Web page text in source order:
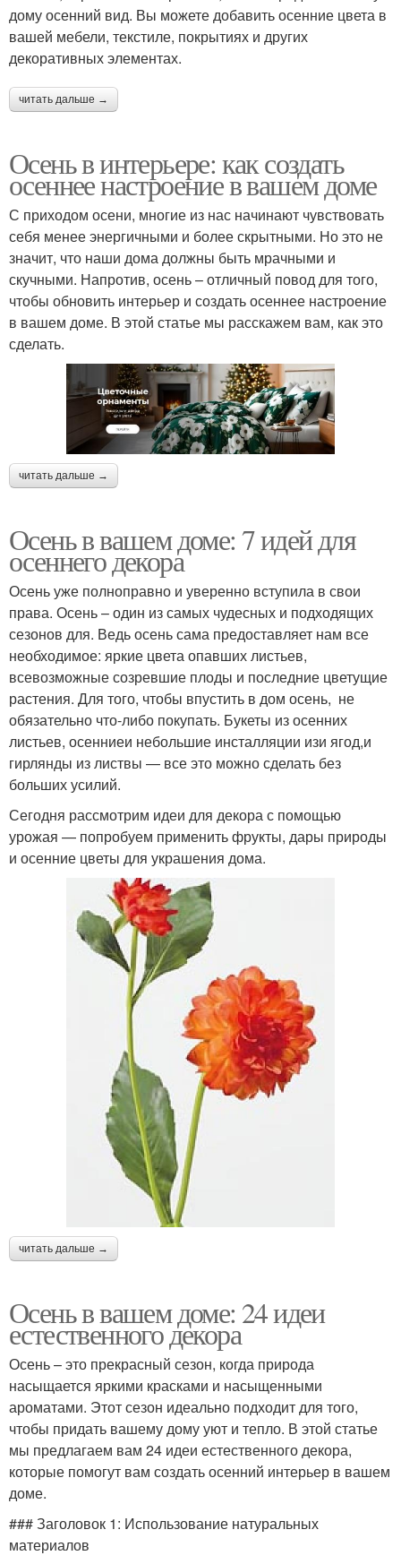
дому осенний вид. Вы можете добавить осенние цвета в
вашей мебели, текстиле, покрытиях и других
декоративных элементах.
читать дальше →
Осень в интерьере: как создать
осеннее настроение в вашем доме
С приходом осени, многие из нас начинают чувствовать
себя менее энергичными и более скрытными. Но это не
значит, что наши дома должны быть мрачными и
скучными. Напротив, осень – отличный повод для того,
чтобы обновить интерьер и создать осеннее настроение
в вашем доме. В этой статье мы расскажем вам, как это
сделать.
читать дальше →
Осень в вашем доме: 7 идей для
осеннего декора
Осень уже полноправно и уверенно вступила в свои
права. Осень – один из самых чудесных и подходящих
сезонов для. Ведь осень сама предоставляет нам все
необходимое: яркие цвета опавших листьев,
всевозможные созревшие плоды и последние цветущие
растения. Для того, чтобы впустить в дом осень, не
обязательно что-либо покупать. Букеты из осенних
листьев, осенниеи небольшие инсталляции изи ягод,и
гирлянды из листвы — все это можно сделать без
больших усилий.
Сегодня рассмотрим идеи для декора с помощью
урожая — попробуем применить фрукты, дары природы
и осенние цветы для украшения дома.
читать дальше →
Осень в вашем доме: 24 идеи
естественного декора
Осень – это прекрасный сезон, когда природа
насыщается яркими красками и насыщенными
ароматами. Этот сезон идеально подходит для того,
чтобы придать вашему дому уют и тепло. В этой статье
мы предлагаем вам 24 идеи естественного декора,
которые помогут вам создать осенний интерьер в вашем
доме.
### Заголовок 1: Использование натуральных
материалов